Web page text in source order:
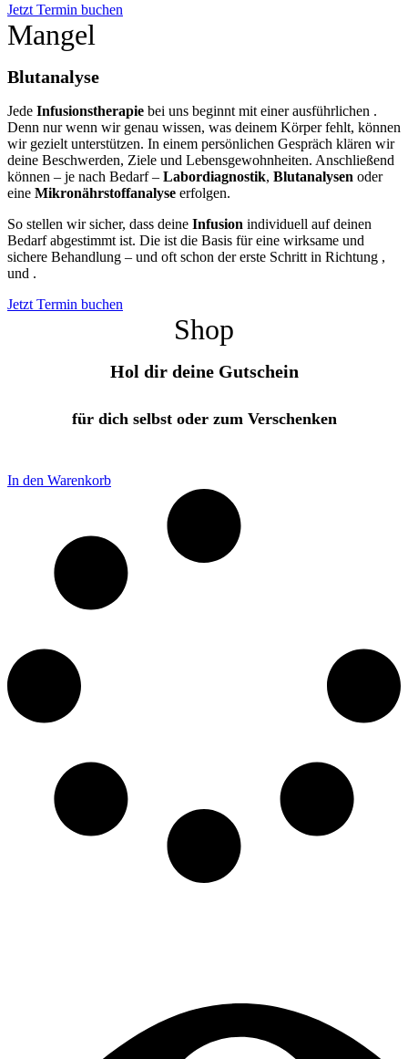
Jetzt Termin buchen
Mangel
Blutanalyse
Jede Infusionstherapie bei uns beginnt mit einer ausführlichen .
Denn nur wenn wir genau wissen, was deinem Körper fehlt, können
wir gezielt unterstützen. In einem persönlichen Gespräch klären wir
deine Beschwerden, Ziele und Lebensgewohnheiten. Anschließend
können – je nach Bedarf – Labordiagnostik, Blutanalysen oder
eine Mikronährstoffanalyse erfolgen.
So stellen wir sicher, dass deine Infusion individuell auf deinen
Bedarf abgestimmt ist. Die ist die Basis für eine wirksame und
sichere Behandlung – und oft schon der erste Schritt in Richtung ,
und .
Jetzt Termin buchen
Shop
Hol dir deine Gutschein
für dich selbst oder zum Verschenken
In den Warenkorb